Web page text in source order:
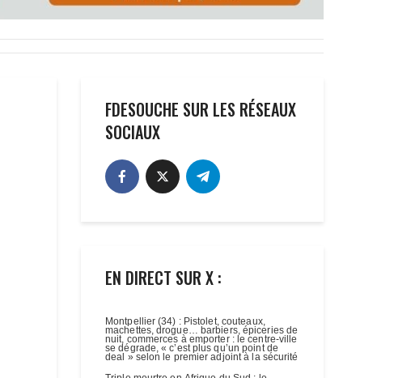
FDESOUCHE SUR LES RÉSEAUX
SOCIAUX
EN DIRECT SUR X :